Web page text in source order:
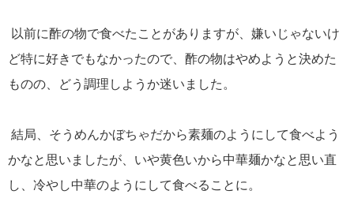
以前に酢の物で食べたことがありますが、嫌いじゃないけ
ど特に好きでもなかったので、酢の物はやめようと決めた
ものの、どう調理しようか迷いました。
結局、そうめんかぼちゃだから素麺のようにして食べよう
かなと思いましたが、いや黄色いから中華麺かなと思い直
し、冷やし中華のようにして食べることに。